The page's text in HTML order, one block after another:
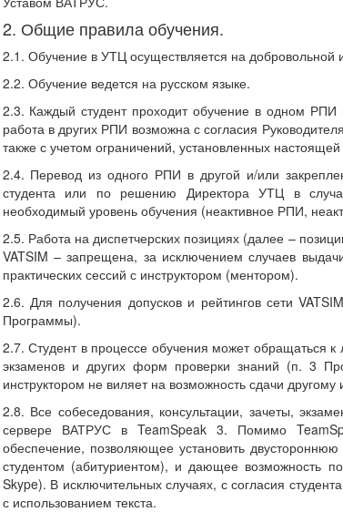
2. Общие правила обучения.
2.1. Обучение в УТЦ осуществляется на добровольной
2.2. Обучение ведется на русском языке.
2.3. Каждый студент проходит обучение в одном РПИ
работа в других РПИ возможна с согласия
также с учетом ограничений, установленных
2.4. Перевод из одного РПИ в другой и/или
студента или по решению Директора УТЦ в
необходимый уровень обучения (неактивное РПИ,
2.5. Работа на диспетчерских позициях (далее –
VATSIM – запрещена, за исключением случаев
практических сессий с инструктором (ментором).
2.6. Для получения допусков и рейтингов сети
Программы).
2.7. Студент в процессе обучения может обращаться
экзаменов и других форм проверки знаний (п. 3
инструктором не виляет на возможность сдачи другому
2.8. Все собеседования, консультации, зачеты,
сервере ВАТРУС в TeamSpeak 3. Помимо
обеспечение, позволяющее установить
студентом (абитуриентом), и дающее возможность
Skype). В исключительных случаях, с согласия
с использованием текста.